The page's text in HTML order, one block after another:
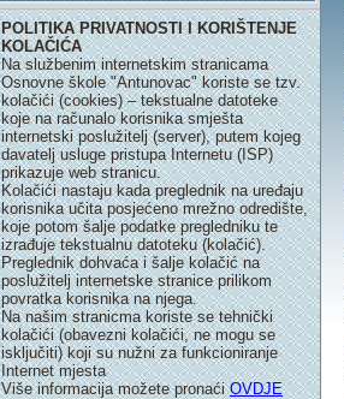
POLITIKA PRIVATNOSTI I KORIŠTENJE
KOLAČIĆA
Na službenim internetskim stranicama
Osnovne škole "Antunovac" koriste se tzv.
kolačići (cookies) – tekstualne datoteke
koje na računalo korisnika smješta
internetski poslužitelj (server), putem kojeg
davatelj usluge pristupa Internetu (ISP)
prikazuje web stranicu.
Kolačići nastaju kada preglednik na uređaju
korisnika učita posjećeno mrežno odredište,
koje potom šalje podatke pregledniku te
izrađuje tekstualnu datoteku (kolačić).
Preglednik dohvaća i šalje kolačić na
poslužitelj internetske stranice prilikom
povratka korisnika na njega.
Na našim stranicma koriste se tehnički
kolačići (obavezni kolačići, ne mogu se
isključiti) koji su nužni za funkcioniranje
Internet mjesta
Više informacija možete pronaćiOVDJE